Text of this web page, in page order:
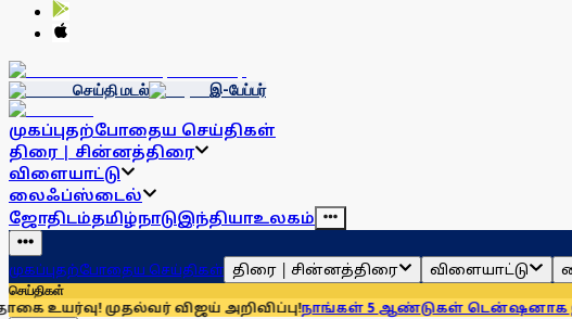
செய்தி மடல் இ-பேப்பர்
முகப்புதற்போதைய செய்திகள்
திரை | சின்னத்திரை
விளையாட்டு
லைஃப்ஸ்டைல்
ஜோதிடம்தமிழ்நாடுஇந்தியாஉலகம்
முகப்புதற்போதைய செய்திகள் திரை | சின்னத்திரை விளையாட்டு
செய்திகள்
விஜய் அறிவிப்பு!நாங்கள் 5 ஆண்டுகள் டென்ஷனாக இருந்தோம்;